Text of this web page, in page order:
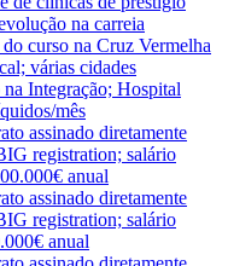
na carreia
curso na Cruz Vermelha
várias cidades
Integração; Hospital
mês
assinado diretamente
registration; salário
anual
assinado diretamente
registration; salário
anual